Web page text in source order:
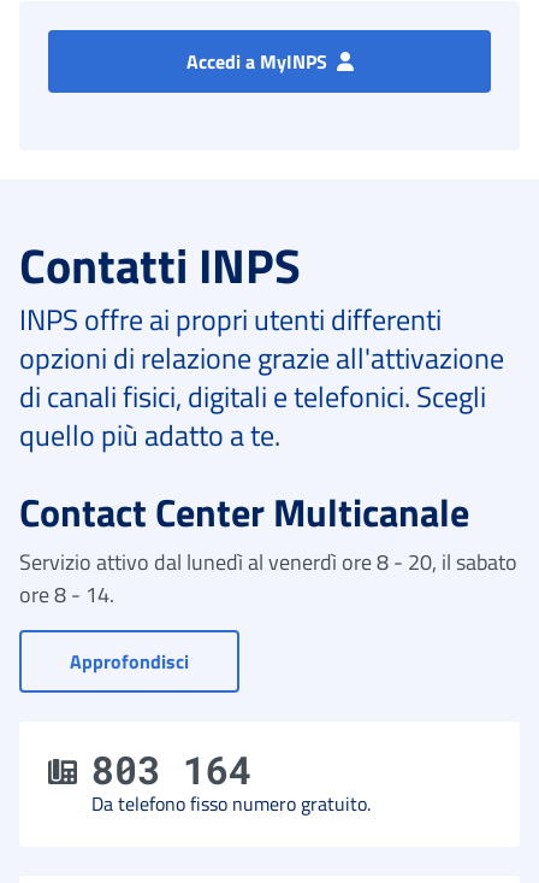
Accedi a MyINPS
Contatti INPS
INPS offre ai propri utenti differenti
opzioni di relazione grazie all'attivazione
di canali fisici, digitali e telefonici. Scegli
quello più adatto a te.
Contact Center Multicanale
Servizio attivo dal lunedì al venerdì ore 8 - 20, il sabato
ore 8 - 14.
Approfondisci- Vai a Contact Center
803 164
Da telefono fisso numero gratuito.